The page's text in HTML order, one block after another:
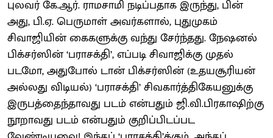
புலவர் கே.ஆர். ராமசாமி நடிப்பதாக இருந்து, பின்
அது, பி.ஏ. பெருமாள் அவர்களால், புதுமுகம்
சிவாஜியின் கைகளுக்கு வந்து சேர்ந்தது. நேஷனல்
பிக்சர்ஸின் ‘பராசக்தி’, எப்படி சிவாஜிக்கு முதல்
படமோ, அதுபோல் டான் பிக்சர்ஸின் (உதயசூரியன்
அல்லது விடியல்) ‘பராசக்தி’ சிவகார்த்திகேயனுக்கு
இருபத்தைந்தாவது படம் என்பதும் ஜி.வி.பிரகாஷிற்கு
நூறாவது படம் என்பதும் குறிப்பிடப்பட